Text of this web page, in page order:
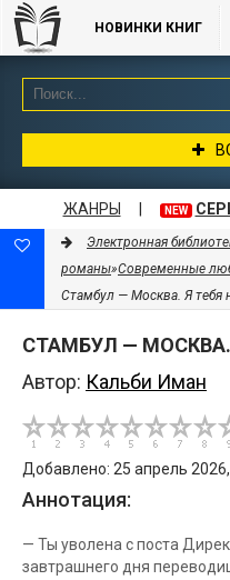
НОВИНКИ КНИГ
ЖАНРЫ NEW
Электронная
романы»Современные
Стамбул — Москва. Я тебя
СТАМБУЛ —
Автор: Кальби Иман
Добавлено: 25 апрель
Аннотация:
— Ты уволена с поста
завтрашнего дня